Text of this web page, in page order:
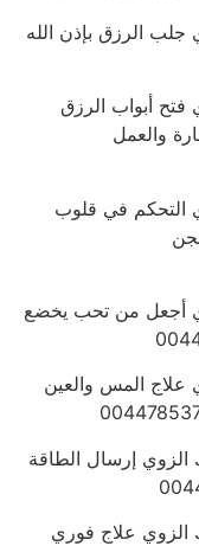
جلب الرزق بإذن الله
فتح أبواب الرزق
والعمل
التحكم في قلوب
أجعل من تحب يخضع
علاج المس والعين
الزوي إرسال الطاقة
الزوي علاج فوري